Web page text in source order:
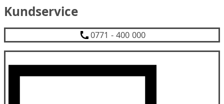
Kundservice
0771 - 400 000